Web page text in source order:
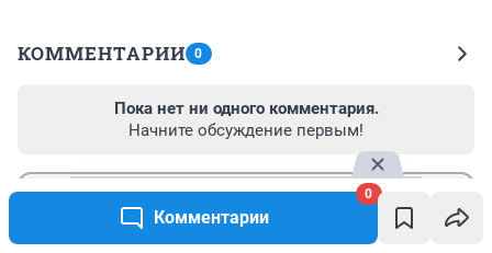
Комментарии
0
КОММЕНТАРИИ 0
Пока нет ни одного комментария.
Начните обсуждение первым!
Гость